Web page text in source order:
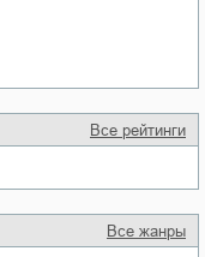
Все рейтинги
Все жанры